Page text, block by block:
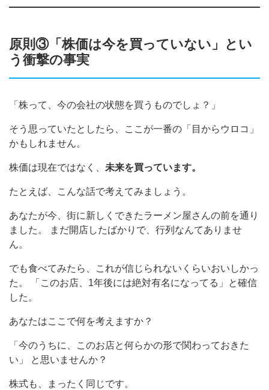
原則③「株価は今を買っていない」とい
う衝撃の事実
「株って、今の会社の状態を買うものでしょ？」
そう思っていたとしたら、ここが一番の「目からウロコ」
かもしれません。
株価は現在ではなく、 未来を買っています。
たとえば、こんな話で考えてみましょう。
あなたが今、街に新しくできたラーメン屋さんの前を通り
ました。 まだ開店したばかりで、行列なんてありませ
ん。
でも食べてみたら、これが信じられないくらいおいしかっ
た。 「このお店、1年後には絶対有名になってる」と確信
した。
あなたはここで何を考えますか？
「今のうちに、このお店と何らかの形で関わっておきた
い」 と思いませんか？
株式も、まったく同じです。